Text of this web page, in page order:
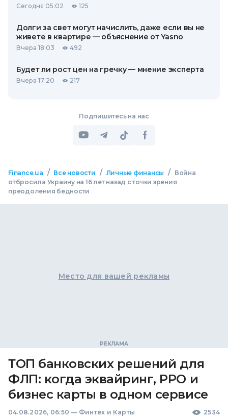
Сегодня 05:02 125
Долги за свет могут начислить, даже если вы не
живете в квартире — объяснение от Yasno
Вчера 18:03 492
Будет ли рост цен на гречку — мнение эксперта
Вчера 17:20 217
Подпишитесь на нас
Finance.ua / Все новости / Личные финансы /
Война
отбросила Украину на 16 лет назад с точки зрения
преодоления бедности
Место для вашей рекламы
ТОП банковских решений для
ФЛП: когда эквайринг, РРО и
бизнес карты в одном сервисе
04.08.2026, 06:50 — Финтех и Карты 2534